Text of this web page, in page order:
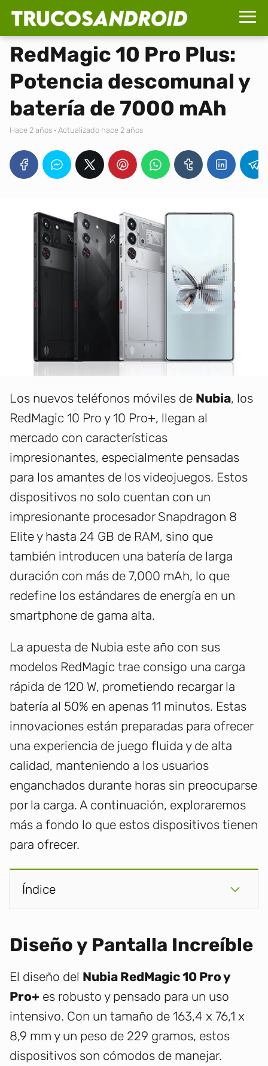
RedMagic 10 Pro Plus:
Potencia descomunal y
batería de 7000 mAh
hace 2 años · Actualizado hace 2 años
Los nuevos teléfonos móviles de Nubia, los
RedMagic 10 Pro y 10 Pro+, llegan al
mercado con características
impresionantes, especialmente pensadas
para los amantes de los videojuegos. Estos
dispositivos no solo cuentan con un
impresionante procesador Snapdragon 8
Elite y hasta 24 GB de RAM, sino que
también introducen una batería de larga
duración con más de 7,000 mAh, lo que
redefine los estándares de energía en un
smartphone de gama alta.
La apuesta de Nubia este año con sus
modelos RedMagic trae consigo una carga
rápida de 120 W, prometiendo recargar la
batería al 50% en apenas 11 minutos. Estas
innovaciones están preparadas para ofrecer
una experiencia de juego fluida y de alta
calidad, manteniendo a los usuarios
enganchados durante horas sin preocuparse
por la carga. A continuación, exploraremos
más a fondo lo que estos dispositivos tienen
para ofrecer.
Índice
Diseño y Pantalla Increíble
El diseño del Nubia RedMagic 10 Pro y
Pro+ es robusto y pensado para un uso
intensivo. Con un tamaño de 163,4 x 76,1 x
8,9 mm y un peso de 229 gramos, estos
dispositivos son cómodos de manejar.